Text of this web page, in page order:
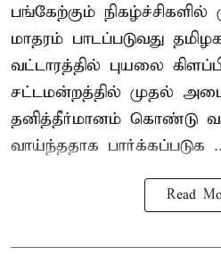
பங்கேற்கும்
மாதரம் பாடப்படுவது
வட்டாரத்தில் புயலை
சட்டமன்றத்தில் முதல்
தனித்தீர்மானம் கொண்டு
வாய்ந்ததாக பார்க்கப்படுக
Read